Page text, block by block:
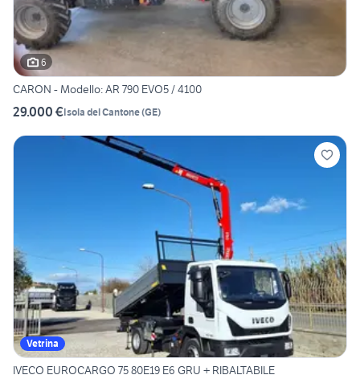
6
CARON - Modello: AR 790 EVO5 / 4100
29.000 €Isola del Cantone(GE)
Vetrina
IVECO EUROCARGO 75 80E19 E6 GRU + RIBALTABILE